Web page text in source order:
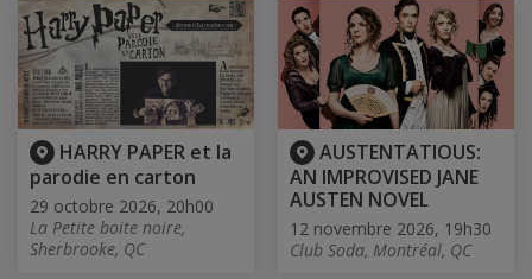
HARRY PAPER et la
parodie en carton
29 octobre 2026, 20h00
La Petite boite noire,
Sherbrooke, QC
AUSTENTATIOUS:
AN IMPROVISED JANE
AUSTEN NOVEL
12 novembre 2026, 19h30
Club Soda, Montréal, QC